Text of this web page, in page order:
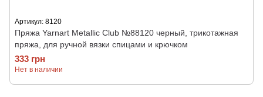
Артикул: 8120
Пряжа Yarnart Metallic Club №88120 черный, трикотажная
пряжа, для ручной вязки спицами и крючком
333 грн
Нет в наличии